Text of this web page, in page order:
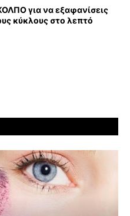
για να εξαφανίσεις
κύκλους στο λεπτό